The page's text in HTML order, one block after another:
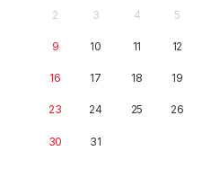
2 3 4 5
9 10 11 12
16 17 18 19
23 24 25 26
30 31